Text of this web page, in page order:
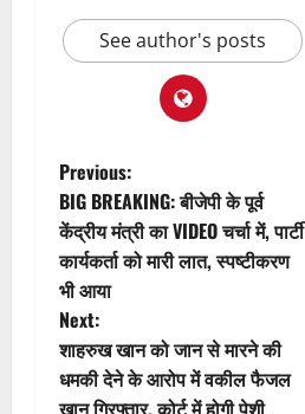
See author's posts
P
o
s
t
n
Previous:
BIG BREAKING: बीजेपी के पूर्व
केंद्रीय मंत्री का VIDEO चर्चा में, पार्टी
कार्यकर्ता को मारी लात, स्पष्टीकरण
भी आया
Next:
शाहरुख खान को जान से मारने की
धमकी देने के आरोप में वकील फैजल
खान गिरफ्तार, कोर्ट में होगी पेशी